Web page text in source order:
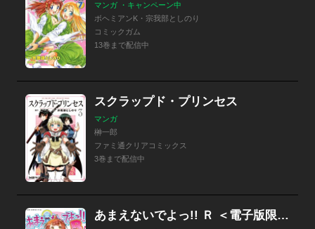
マンガ ・キャンペーン中
ボヘミアンK・宗我部としのり
コミックガム
13巻まで配信中
スクラップド・プリンセス
マンガ
榊一郎
ファミ通クリアコミックス
3巻まで配信中
あまえないでよっ!! Ｒ ＜電子版限定特典付き＞